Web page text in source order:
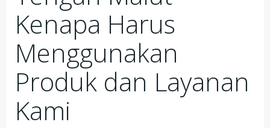
Kenapa Harus
Menggunakan
Produk dan Layanan
Kami